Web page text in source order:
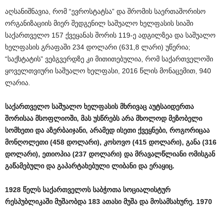
აღსანიშნავია, რომ “ევროსტატსა” და შრომის საერთაშორისო
ორგანიზაციის მიერ შედგენილ საშუალო ხელფასის სიაში
საქართველო 157 ქვეყანას შორის 119-ე ადგილზეა და საშუალო
ხელფასის გრაფაში 234 დოლარი (631,8 ლარი) უწერია;
“საქსტატის” ვებგვერდზე კი მითითებულია, რომ საქართველოში
ყოველთვიური საშუალო ხელფასი, 2016 წლის მონაცემით, 940
ლარია.
საქართველო საშუალო ხელფასის მხრივაც აუტსაიდერთა
შორისაა მსოფლიოში, მას უსწრებს არა მხოლოდ მეზობელი
სომხეთი და აზერბაიჯანი, არამედ ისეთი ქვეყნები, როგორიცაა
მონღოლეთი (458 დოლარი), კოსოვო (415 დოლარი), განა (316
დოლარი), ეთიოპია (237 დოლარი) და მრავალწლიანი ომისგან
გაწამებული და გაპარტახებული ლიბანი და ერაყიც.
1928 წელს საქართველოს საბჭოთა სოციალისტურ
რესპუბლიკაში მუშაობდა 183 ათასი მუშა და მოსამსახურე. 1970